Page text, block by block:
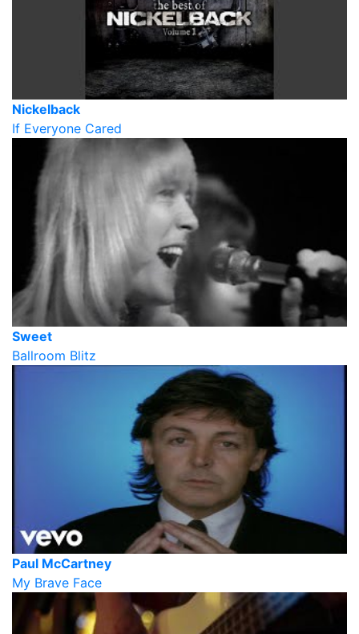
Nickelback
If Everyone Cared
Sweet
Ballroom Blitz
Paul McCartney
My Brave Face